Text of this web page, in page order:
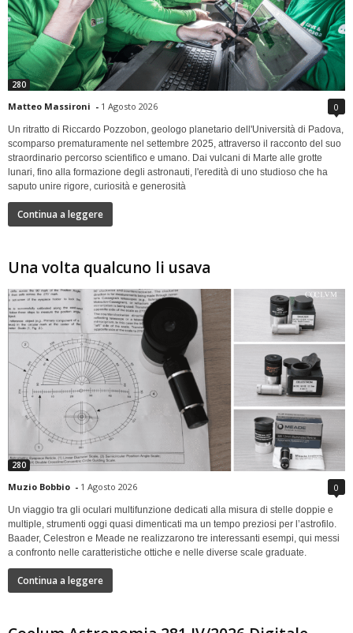
280
Matteo Massironi - 1 Agosto 2026 0
Un ritratto di Riccardo Pozzobon, geologo planetario dell'Università di Padova,
scomparso prematuramente nel settembre 2025, attraverso il racconto del suo
straordinario percorso scientifico e umano. Dai vulcani di Marte alle grotte
lunari, fino alla formazione degli astronauti, l'eredità di uno studioso che ha
saputo unire rigore, curiosità e generosità
Continua a leggere
Una volta qualcuno li usava
280
Muzio Bobbio - 1 Agosto 2026 0
Un viaggio tra gli oculari multifunzione dedicati alla misura di stelle doppie e
multiple, strumenti oggi quasi dimenticati ma un tempo preziosi per l’astrofilo.
Baader, Celestron e Meade ne realizzarono tre interessanti esempi, qui messi
a confronto nelle caratteristiche ottiche e nelle diverse scale graduate.
Continua a leggere